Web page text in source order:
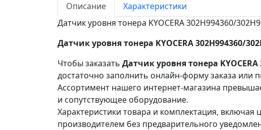
Описание
Характеристики
Датчик уровня тонера KYOCERA 302H994360/
Датчик уровня тонера KYOCERA 302H994360/
Чтобы заказать Датчик уровня тонера KYOCERA
достаточно заполнить онлайн-форму заказа или
Ассортимент нашего интернет-магазина
и сопутствующее оборудование.
Характеристики товара и комплектация,
производителем без предварительного